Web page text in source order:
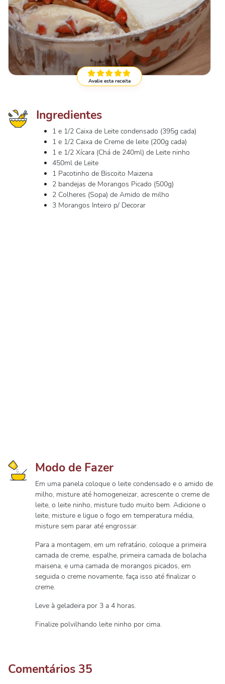
Avalie esta receita
Ingredientes
1 e 1/2 Caixa de Leite condensado (395g cada)
1 e 1/2 Caixa de Creme de leite (200g cada)
1 e 1/2 Xícara (Chá de 240ml) de Leite ninho
450ml de Leite
1 Pacotinho de Biscoito Maizena
2 bandejas de Morangos Picado (500g)
2 Colheres (Sopa) de Amido de milho
3 Morangos Inteiro p/ Decorar
Modo de Fazer
Em uma panela coloque o leite condensado e o amido de
milho, misture até homogeneizar, acrescente o creme de
leite, o leite ninho, misture tudo muito bem. Adicione o
leite, misture e ligue o fogo em temperatura média,
misture sem parar até engrossar.
Para a montagem, em um refratário, coloque a primeira
camada de creme, espalhe, primeira camada de bolacha
maisena, e uma camada de morangos picados, em
seguida o creme novamente, faça isso até finalizar o
creme.
Leve à geladeira por 3 a 4 horas.
Finalize polvilhando leite ninho por cima.
Comentários 35